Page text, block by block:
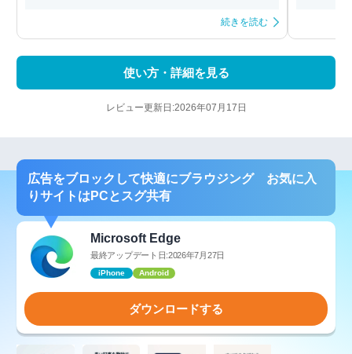
続きを読む
使い方・詳細を見る
レビュー更新日:2026年07月17日
広告をブロックして快適にブラウジング お気に入
りサイトはPCとスグ共有
Microsoft Edge
最終アップデート日:2026年7月27日
iPhone Android
ダウンロードする